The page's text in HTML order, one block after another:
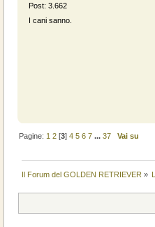
Post: 3.662
I cani sanno.
Pagine: 1 2 [3]4 5 6 7 ...37 Vai su
Il Forum del GOLDEN RETRIEVER »